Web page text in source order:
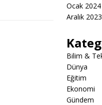
Ocak 2024
Aralık 2023
Bilim &
Dünya
Eğitim
Ekonomi
Gündem